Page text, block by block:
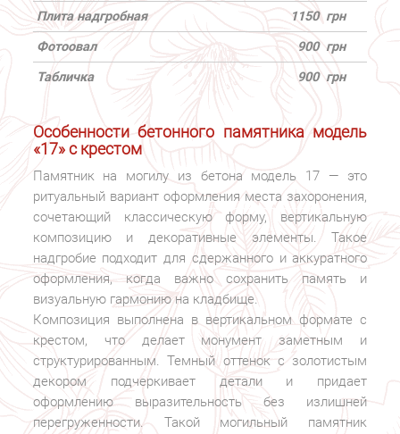
Плита надгробная
1150 грн
Фотоовал
900 грн
Табличка
900 грн
Особенности бетонного памятника модель
«17» с крестом
Памятник на могилу из бетона модель 17 — это
ритуальный вариант оформления места захоронения,
сочетающий классическую форму, вертикальную
композицию и декоративные элементы. Такое
надгробие подходит для сдержанного и аккуратного
оформления, когда важно сохранить память и
визуальную гармонию на кладбище.
Композиция выполнена в вертикальном формате с
крестом, что делает монумент заметным и
структурированным. Темный оттенок с золотистым
декором подчеркивает детали и придает
оформлению выразительность без излишней
перегруженности. Такой могильный памятник